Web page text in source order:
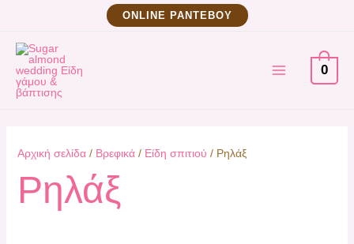
περιεχόμενο
ΟNLINE ΡΑΝΤΕΒΟΥ
MENU
0
Αρχική σελίδα/ Βρεφικά/ Είδη σπιτιού / Ρηλάξ
Ρηλάξ
Sorted
by